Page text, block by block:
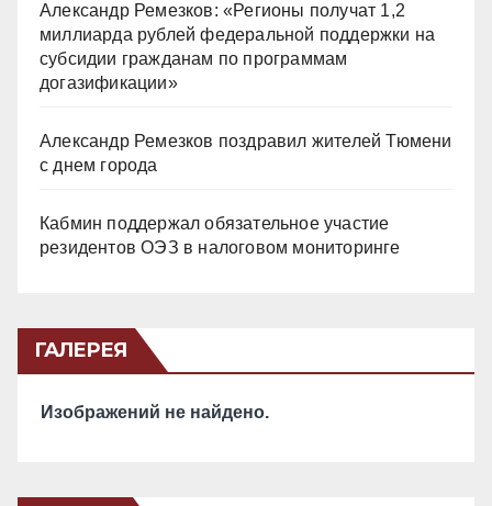
Александр Ремезков: «Регионы получат 1,2
миллиарда рублей федеральной поддержки на
субсидии гражданам по программам
догазификации»
Александр Ремезков поздравил жителей Тюмени
с днем города
Кабмин поддержал обязательное участие
резидентов ОЭЗ в налоговом мониторинге
ГАЛЕРЕЯ
Изображений не найдено.